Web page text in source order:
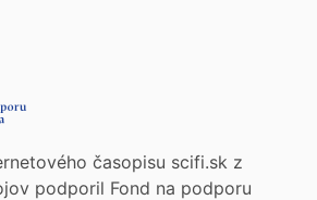
časopisu scifi.sk z
podporil Fond na podporu